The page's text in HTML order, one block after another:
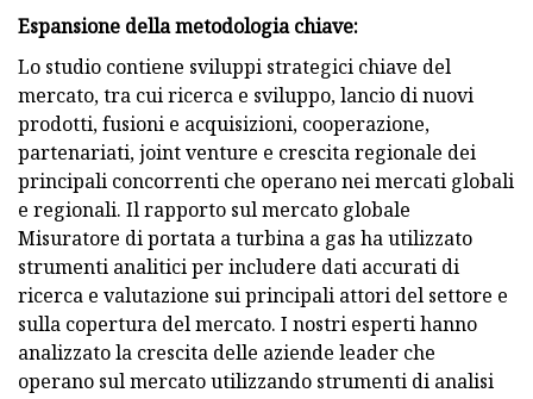
Espansione della metodologia chiave:
Lo studio contiene sviluppi strategici chiave del
mercato, tra cui ricerca e sviluppo, lancio di nuovi
prodotti, fusioni e acquisizioni, cooperazione,
partenariati, joint venture e crescita regionale dei
principali concorrenti che operano nei mercati globali
e regionali. Il rapporto sul mercato globale
Misuratore di portata a turbina a gas ha utilizzato
strumenti analitici per includere dati accurati di
ricerca e valutazione sui principali attori del settore e
sulla copertura del mercato. I nostri esperti hanno
analizzato la crescita delle aziende leader che
operano sul mercato utilizzando strumenti di analisi